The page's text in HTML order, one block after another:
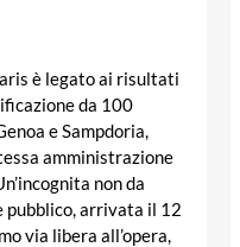
è legato ai risultati
da 100
e Sampdoria,
amministrazione
non da
pubblico, arrivata il 12
via libera all’opera,